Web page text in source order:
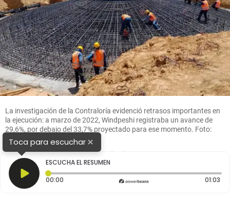
La investigación de la Contraloría evidenció retrasos importantes en
la ejecución: a marzo de 2022, Windpeshi registraba un avance de
29,6%, por debajo del 33,7% proyectado para ese momento. Foto:
Cortesía
Toca para escuchar×
ESCUCHA EL RESUMEN
00:00 Tiempo transcurrido: 0 segundos 01:03